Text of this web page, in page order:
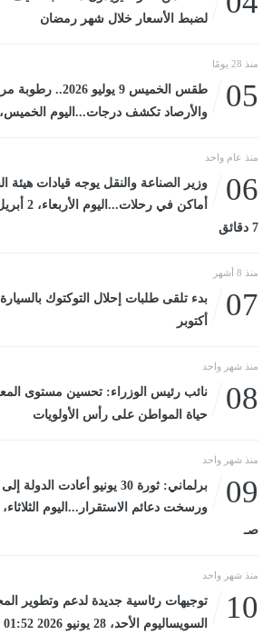
لضبط الأسعار خلال شهر رمضان
منذ 28 يومًا
05
طقس الخميس 9
والأرصاد تكشف درجات...اليوم الخميس، 9 يوليو 2026 05:03 صـ
منذ عام واحد
06
وزير الصناعة والنقل يوجه قيادات هيئة
7 دقائق
منذ 8 أشهر
07
أكتوبر
منذ شهر واحد
08
نائب رئيس الوزراء: تحسين مستوى
حياة المواطن على رأس الأولويات
منذ شهر واحد
09
برلماني: ثورة 30 يونيو أعادت
صـ
منذ شهر واحد
10
توجيهات رئاسية جديدة لدعم وتطوير
السويساليوم الأحد، 28 يونيو 2026 01:52 مـ